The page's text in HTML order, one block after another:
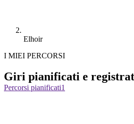
Elhoir
I MIEI PERCORSI
Giri pianificati e
Percorsi pianificati1